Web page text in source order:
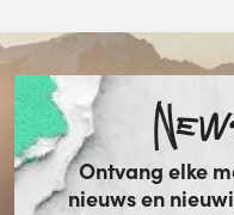
Ontvang elke
nieuws en